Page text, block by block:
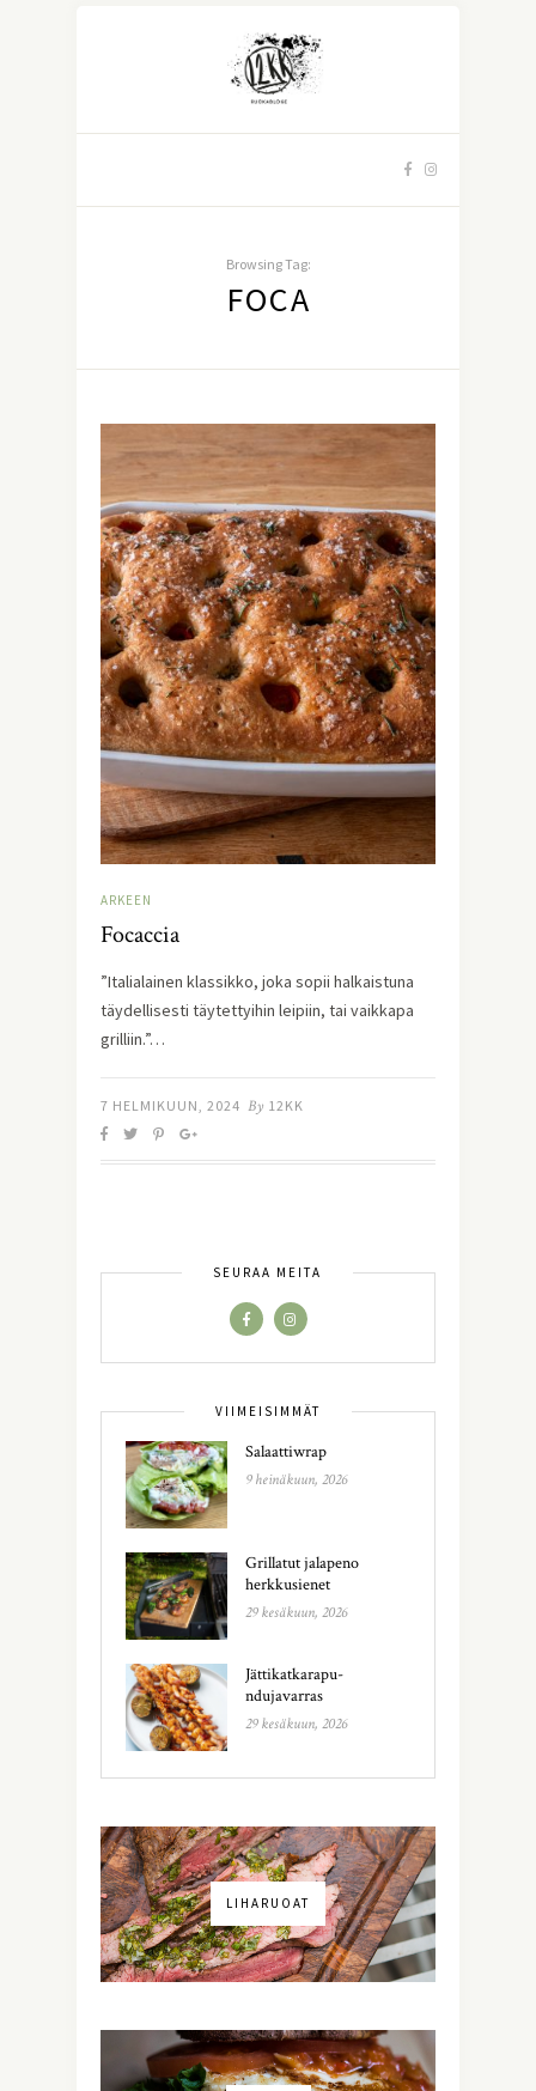
Browsing Tag:
FOCA
ARKEEN
Focaccia
”Italialainen klassikko, joka sopii halkaistuna
täydellisesti täytettyihin leipiin, tai vaikkapa
grilliin.”…
7 HELMIKUUN, 2024 By 12KK
SEURAA MEITÄ
VIIMEISIMMÄT
Salaattiwrap
9 heinäkuun, 2026
Grillatut jalapeno
herkkusienet
29 kesäkuun, 2026
Jättikatkarapu-
ndujavarras
29 kesäkuun, 2026
LIHARUOAT